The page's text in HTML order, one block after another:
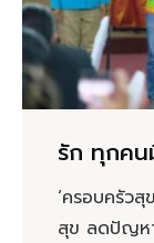
รัก ทุกค
‘ครอบครัว
สุข ลดปัญห